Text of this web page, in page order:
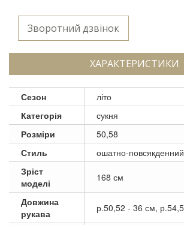
Зворотний дзвінок
ХАРАКТЕРИСТИКИ
Сезон
літо
Категорія
сукня
Розміри
50,58
Стиль
ошатно-повсякденний
Зріст
моделі
168 см
Довжина
рукава
р.50,52 - 36 см,